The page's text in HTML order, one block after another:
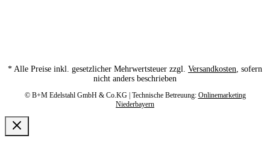
* Alle Preise inkl. gesetzlicher Mehrwertsteuer zzgl. Versandkosten, sofern
nicht anders beschrieben
© B+M Edelstahl GmbH & Co.KG | Technische Betreuung: Onlinemarketing
Niederbayern